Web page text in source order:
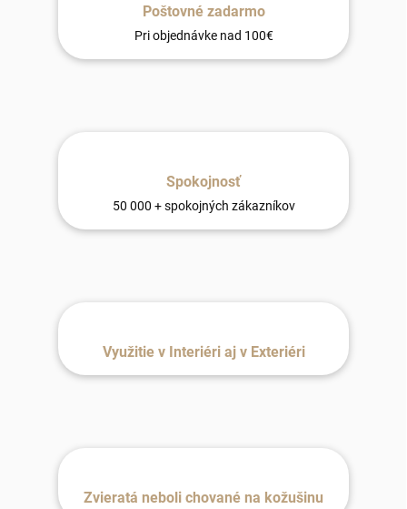
Poštovné zadarmo
Pri objednávke nad 100€
Spokojnosť
50 000 + spokojných zákazníkov
Využitie v Interiéri aj v Exteriéri
Zvieratá neboli chované na kožušinu